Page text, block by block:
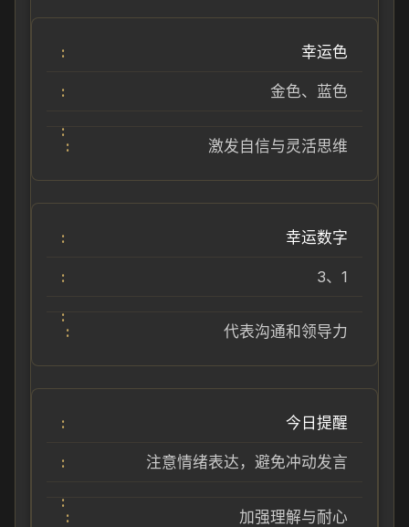
幸运色
金色、蓝色
激发自信与灵活思维
幸运数字
3、1
代表沟通和领导力
今日提醒
注意情绪表达，避免冲动发言
加强理解与耐心